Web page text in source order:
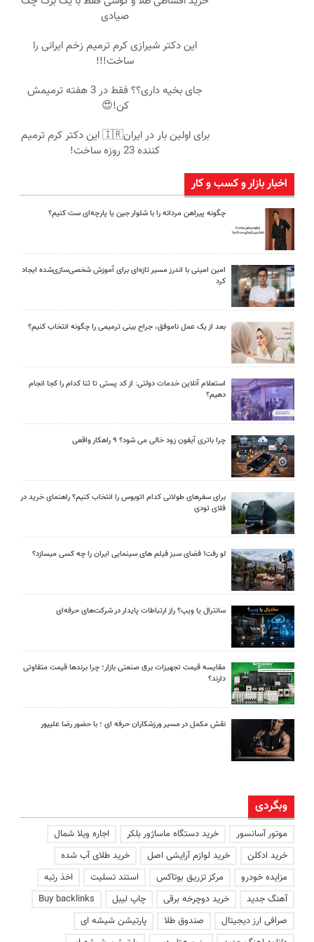
صیادی
این دکتر شیرازی کرم ترمیم زخم ایرانی را
ساخت!!!
جای بخیه داری؟؟ فقط در 3 هفته ترمیمش
کن!😍
برای اولین بار در ایران🇮🇷 این دکتر کرم ترمیم
کننده 23 روزه ساخت!
اخبار بازار و کسب و کار
چگونه پیراهن مردانه را با شلوار جین یا پارچه‌ای ست کنیم؟
امین امینی با اندرز مسیر تازه‌ای برای آموزش شخصی‌سازی‌شده ایجاد
کرد
بعد از یک عمل ناموفق، جراح بینی ترمیمی را چگونه انتخاب کنیم؟
استعلام آنلاین خدمات دولتی: از کد پستی تا ثنا کدام را کجا انجام
دهیم؟
چرا باتری آیفون زود خالی می شود؟ ۹ راهکار واقعی
برای سفرهای طولانی کدام اتوبوس را انتخاب کنیم؟ راهنمای خرید در
فلای تودی
لو رفت! فضای سبز فیلم های سینمایی ایران را چه کسی میسازد؟
سانترال یا ویپ؟ راز ارتباطات پایدار در شرکت‌های حرفه‌ای
مقایسه قیمت تجهیزات برق صنعتی بازار؛ چرا برندها قیمت متفاوتی
دارند؟
نقش مکمل در مسیر ورزشکاران حرفه ای ؛ با حضور رضا علیپور
وبگردی
موتور آسانسور خرید دستگاه ماساژور بلکر
اجاره ویلا شمال
خرید ادکلن
خرید لوازم آرایشی اصل
خرید طلای آب شده
مزایده خودرو
مرکز تزریق بوتاکس استند تسلیت
اخذ رتبه
آهنگ جدید
خرید دوچرخه برقی چاپ لیبل
Buy backlinks
صرافی ارز دیجیتال
صندوق طلا
پارتیشن شیشه ای